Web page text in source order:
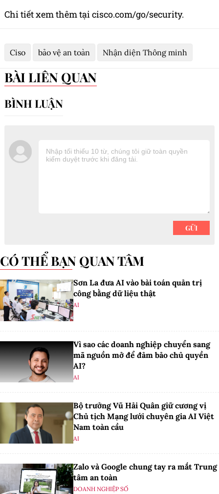
Chitiết xem thêm tạicisco.com/go/security.
Ciso bảo vệ an toàn Nhận diện Thông minh
BÀI LIÊN QUAN
CÓ THỂ BẠN QUAN TÂM
Sơn La đưa AI vào bài toán quản trị
công bằng dữ liệu thật
AI
Vì sao các doanh nghiệp chuyển sang
mã nguồn mở để đảm bảo chủ quyền
AI?
AI
Bộ trưởng Vũ Hải Quân giữ cương vị
Chủ tịch Mạng lưới chuyên gia AI Việt
Nam toàn cầu
AI
Zalo và Google chung tay ra mắt Trung
tâm an toàn
DOANH NGHIỆP SỐ